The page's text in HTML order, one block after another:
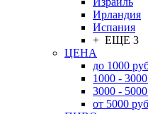
Ирландия
Испания
+ ЕЩЕ 3
ЦЕНА
до 1000
1000 -
3000 -
от 5000